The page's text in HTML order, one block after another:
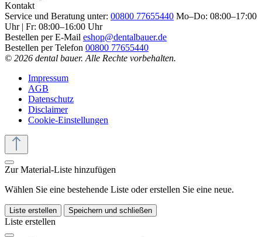
Kontakt
Service und Beratung unter: 00800 77655440 Mo–Do: 08:00–17:00
Uhr | Fr: 08:00–16:00 Uhr
Bestellen per E-Mail eshop@dentalbauer.de
Bestellen per Telefon 00800 77655440
© 2026 dental bauer. Alle Rechte vorbehalten.
Impressum
AGB
Datenschutz
Disclaimer
Cookie-Einstellungen
Zur Material-Liste hinzufügen
Wählen Sie eine bestehende Liste oder erstellen Sie eine neue.
Liste erstellen Speichern und schließen
Liste erstellen